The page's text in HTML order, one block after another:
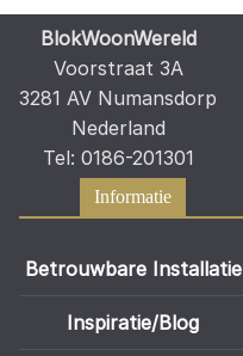
BlokWoonWereld
Voorstraat 3A
3281 AV Numansdorp
Nederland
Tel: 0186-201301
Informatie
Betrouwbare Installatie
Inspiratie/Blog